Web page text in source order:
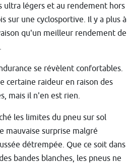
ultra légers et au rendement hors
sur une cyclosportive. Il y a plus à
qu'un meilleur rendement de
se révèlent confortables.
certaine raideur en raison des
mais il n'en est rien.
les limites du pneu sur sol
mauvaise surprise malgré
détrempée. Que ce soit dans
bandes blanches, les pneus ne